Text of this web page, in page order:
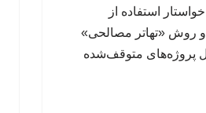
استفاده از
روش «تهاتر مصالحی»
پروژه‌های متوقف‌شده